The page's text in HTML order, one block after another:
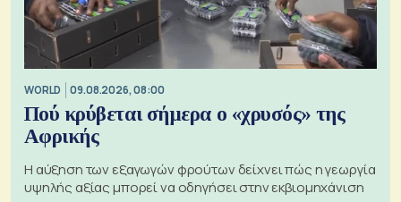
WORLD 09.08.2026, 08:00
Πού κρύβεται σήμερα ο «χρυσός» της
Αφρικής
Η αύξηση των εξαγωγών φρούτων δείχνει πώς η γεωργία
υψηλής αξίας μπορεί να οδηγήσει στην εκβιομηχάνιση